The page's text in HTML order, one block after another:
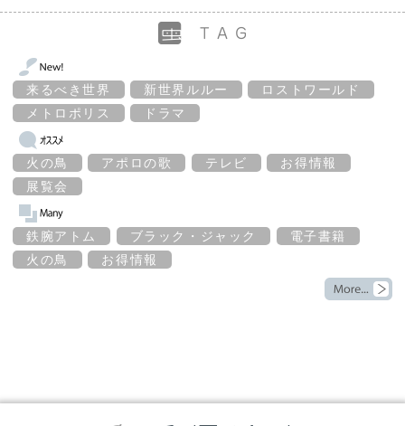
来るべき世界 新世界ルルー
ロストワールド
メトロポリス
ドラマ
火の鳥 アポロの歌 テレビ
お得情報
展覧会
鉄腕アトム ブラック・ジャック
電子書籍
火の鳥
お得情報